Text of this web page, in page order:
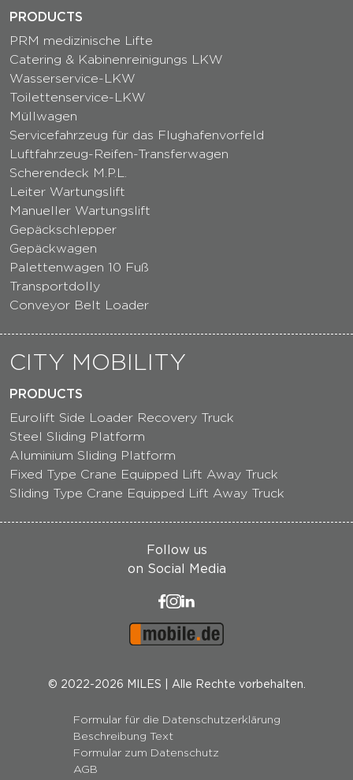
PRODUCTS
PRM medizinische Lifte
Catering & Kabinenreinigungs LKW
Wasserservice-LKW
Toilettenservice-LKW
Müllwagen
Servicefahrzeug für das Flughafenvorfeld
Luftfahrzeug-Reifen-Transferwagen
Scherendeck M.P.L.
Leiter Wartungslift
Manueller Wartungslift
Gepäckschlepper
Gepäckwagen
Palettenwagen 10 Fuß
Transportdolly
Conveyor Belt Loader
CITY MOBILITY
PRODUCTS
Eurolift Side Loader Recovery Truck
Steel Sliding Platform
Aluminium Sliding Platform
Fixed Type Crane Equipped Lift Away Truck
Sliding Type Crane Equipped Lift Away Truck
Follow us
on Social Media
© 2022-2026 MILES | Alle Rechte vorbehalten.
Formular für die Datenschutzerklärung
Beschreibung Text
Formular zum Datenschutz
AGB